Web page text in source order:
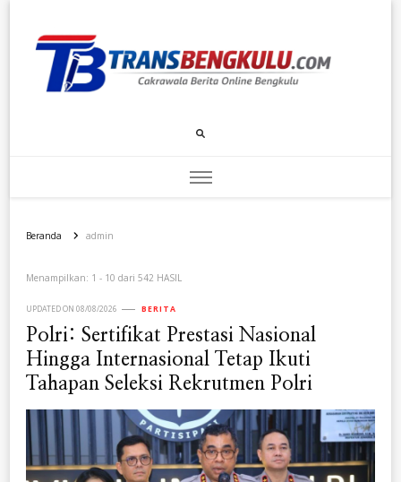
Transbengkulu.com
Beranda admin
Menampilkan: 1 - 10 dari 542 HASIL
UPDATED ON 08/08/2026 BERITA
Polri: Sertifikat Prestasi Nasional
Hingga Internasional Tetap Ikuti
Tahapan Seleksi Rekrutmen Polri